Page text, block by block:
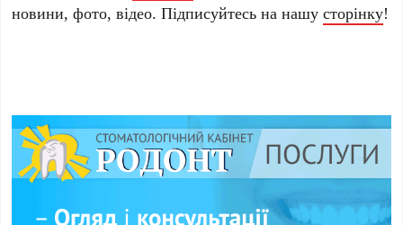
новини, фото, відео. Підписуйтесь на нашусторінку!